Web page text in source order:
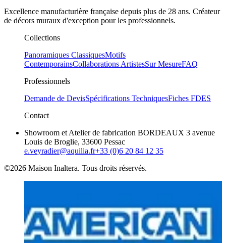
Excellence manufacturière française depuis plus de 28 ans. Créateur
de décors muraux d'exception pour les professionnels.
Collections
Panoramiques ClassiquesMotifs
ContemporainsCollaborations ArtistesSur MesureFAQ
Professionnels
Demande de DevisSpécifications TechniquesFiches FDES
Contact
Showroom et Atelier de fabrication BORDEAUX 3 avenue
Louis de Broglie, 33600 Pessac
e.veyradier@aquilia.fr+33 (0)6 20 84 12 35
©2026 Maison Inaltera. Tous droits réservés.